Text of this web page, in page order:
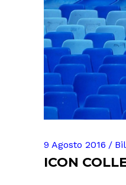
9 Agosto 2016
ICON